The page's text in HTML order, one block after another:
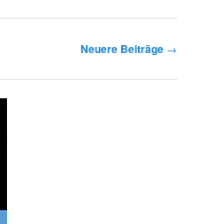
Neuere Beiträge →